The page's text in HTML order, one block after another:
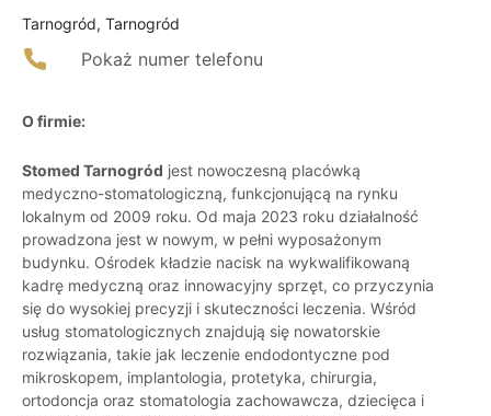
Tarnogród, Tarnogród
Pokaż numer telefonu
O firmie:
Stomed Tarnogród jest nowoczesną placówką
medyczno-stomatologiczną, funkcjonującą na rynku
lokalnym od 2009 roku. Od maja 2023 roku działalność
prowadzona jest w nowym, w pełni wyposażonym
budynku. Ośrodek kładzie nacisk na wykwalifikowaną
kadrę medyczną oraz innowacyjny sprzęt, co przyczynia
się do wysokiej precyzji i skuteczności leczenia. Wśród
usług stomatologicznych znajdują się nowatorskie
rozwiązania, takie jak leczenie endodontyczne pod
mikroskopem, implantologia, protetyka, chirurgia,
ortodoncja oraz stomatologia zachowawcza, dziecięca i